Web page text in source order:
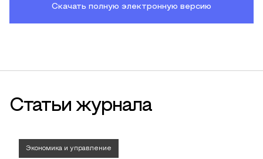
Скачать полную электронную версию
Статьи журнала
Экономика и управление